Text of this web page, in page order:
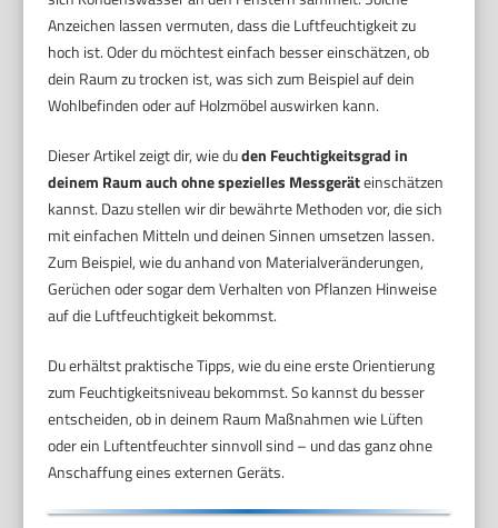
Anzeichen lassen vermuten, dass die Luftfeuchtigkeit zu
hoch ist. Oder du möchtest einfach besser einschätzen, ob
dein Raum zu trocken ist, was sich zum Beispiel auf dein
Wohlbefinden oder auf Holzmöbel auswirken kann.
Dieser Artikel zeigt dir, wie duden Feuchtigkeitsgrad in
deinem Raum auch ohne spezielles Messgeräteinschätzen
kannst. Dazu stellen wir dir bewährte Methoden vor, die sich
mit einfachen Mitteln und deinen Sinnen umsetzen lassen.
Zum Beispiel, wie du anhand von Materialveränderungen,
Gerüchen oder sogar dem Verhalten von Pflanzen Hinweise
auf die Luftfeuchtigkeit bekommst.
Du erhältst praktische Tipps, wie du eine erste Orientierung
zum Feuchtigkeitsniveau bekommst. So kannst du besser
entscheiden, ob in deinem Raum Maßnahmen wie Lüften
oder ein Luftentfeuchter sinnvoll sind – und das ganz ohne
Anschaffung eines externen Geräts.